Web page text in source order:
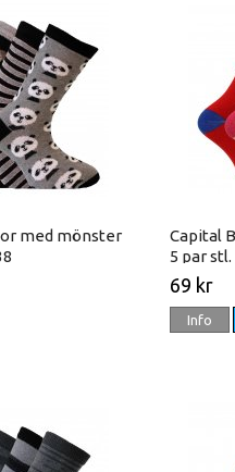
med mönster
Capital
5 par
69 kr
Info